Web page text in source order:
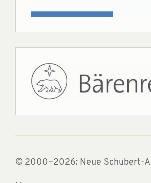
© 2000–2026: Neue Schubert-